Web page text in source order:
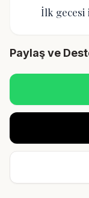
İlk gecesi
Paylaş ve